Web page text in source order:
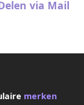
merken